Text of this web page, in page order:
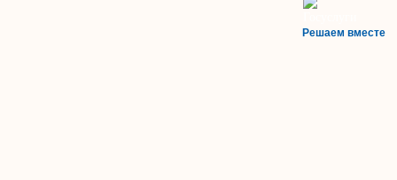
Решаем вместе